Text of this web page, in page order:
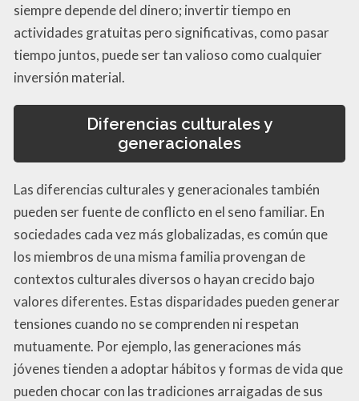
siempre depende del dinero; invertir tiempo en
actividades gratuitas pero significativas, como pasar
tiempo juntos, puede ser tan valioso como cualquier
inversión material.
Diferencias culturales y
generacionales
Las diferencias culturales y generacionales también
pueden ser fuente de conflicto en el seno familiar. En
sociedades cada vez más globalizadas, es común que
los miembros de una misma familia provengan de
contextos culturales diversos o hayan crecido bajo
valores diferentes. Estas disparidades pueden generar
tensiones cuando no se comprenden ni respetan
mutuamente. Por ejemplo, las generaciones más
jóvenes tienden a adoptar hábitos y formas de vida que
pueden chocar con las tradiciones arraigadas de sus